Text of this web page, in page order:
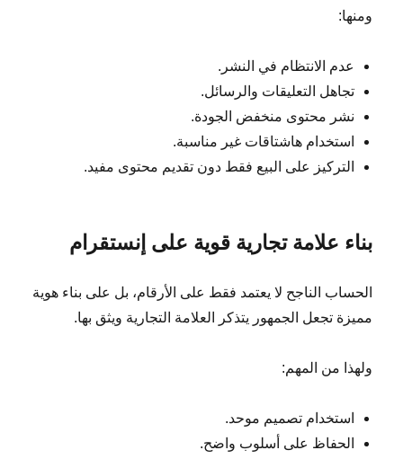
ومنها:
عدم الانتظام في النشر.
تجاهل التعليقات والرسائل.
نشر محتوى منخفض الجودة.
استخدام هاشتاقات غير مناسبة.
التركيز على البيع فقط دون تقديم محتوى مفيد.
بناء علامة تجارية قوية على إنستقرام
الحساب الناجح لا يعتمد فقط على الأرقام، بل على بناء هوية
مميزة تجعل الجمهور يتذكر العلامة التجارية ويثق بها.
ولهذا من المهم:
استخدام تصميم موحد.
الحفاظ على أسلوب واضح.